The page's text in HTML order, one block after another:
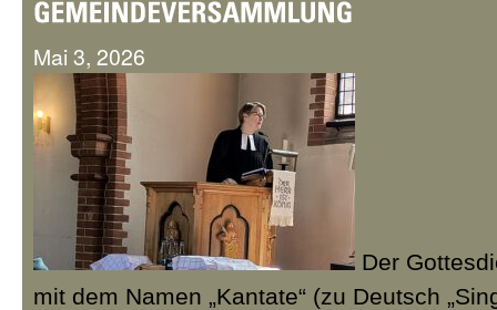
Mai 3, 2026
Der
mit dem Namen „Kantate“ (zu Deutsch